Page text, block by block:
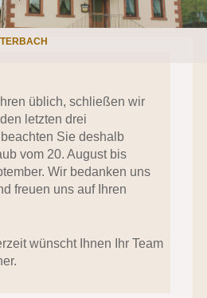
üblich, schließen wir
letzten drei
Sie deshalb
vom 20. August bis
Wir bedanken uns
freuen uns auf Ihren
wünscht Ihnen Ihr Team